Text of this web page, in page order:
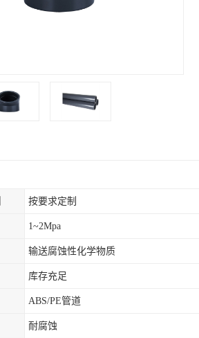
按要求定制
1~2Mpa
输送腐蚀性化学物质
库存充足
ABS/PE管道
耐腐蚀